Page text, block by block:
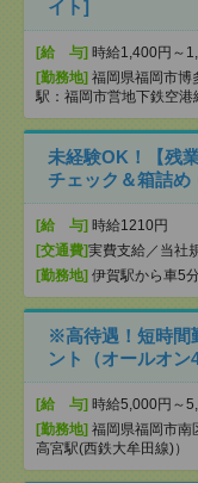
イト]
[給 与] 時給1,400円～
[勤務地] 福岡県福岡市博
駅：福岡市営地下鉄空港
未経験OK！【残
チェック＆箱詰め
[給 与] 時給1210円
[交通費]実費支給／当社
[勤務地] 伊賀駅から車5
※高待遇！短時間
ント（オールオ
[給 与] 時給5,000円～
[勤務地] 福岡県福岡市南
高宮駅(西鉄大牟田線)）